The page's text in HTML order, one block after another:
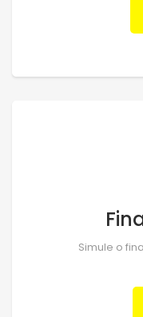
Simule o